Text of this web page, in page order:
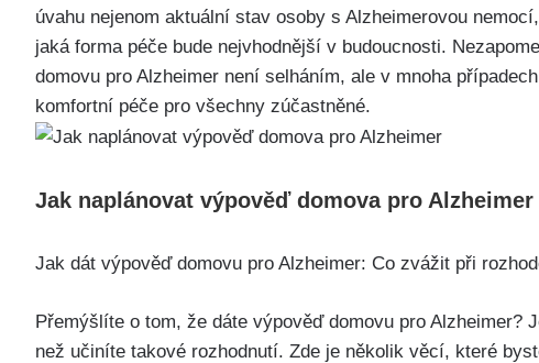
úvahu nejenom aktuální stav osoby s Alzheimerovou
jaká forma péče bude nejvhodnější v budoucnosti.
domovu pro Alzheimer není selháním, ale v mnoha
komfortní péče pro všechny zúčastněné.
Jak naplánovat výpověď domova pro Alzheimer
Jak dát výpověď domovu pro Alzheimer: Co zvážit při
Přemýšlíte o tom, že dáte výpověď domovu pro
než učiníte takové rozhodnutí. Zde je několik věcí, které